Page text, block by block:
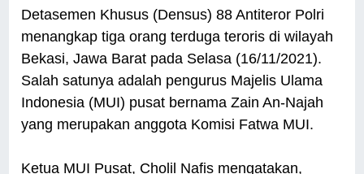
Detasemen Khusus (Densus) 88 Antiteror Polri
menangkap tiga orang terduga teroris di wilayah
Bekasi, Jawa Barat pada Selasa (16/11/2021).
Salah satunya adalah pengurus Majelis Ulama
Indonesia (MUI) pusat bernama Zain An-Najah
yang merupakan anggota Komisi Fatwa MUI.
Ketua MUI Pusat, Cholil Nafis mengatakan,